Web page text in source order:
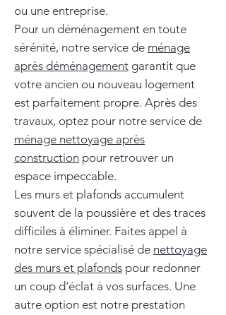
ou une entreprise.
Pour un déménagement en toute
sérénité, notre service de ménage
après déménagement garantit que
votre ancien ou nouveau logement
est parfaitement propre. Après des
travaux, optez pour notre service de
ménage nettoyage après
construction pour retrouver un
espace impeccable.
Les murs et plafonds accumulent
souvent de la poussière et des traces
difficiles à éliminer. Faites appel à
notre service spécialisé de nettoyage
des murs et plafonds pour redonner
un coup d'éclat à vos surfaces. Une
autre option est notre prestation